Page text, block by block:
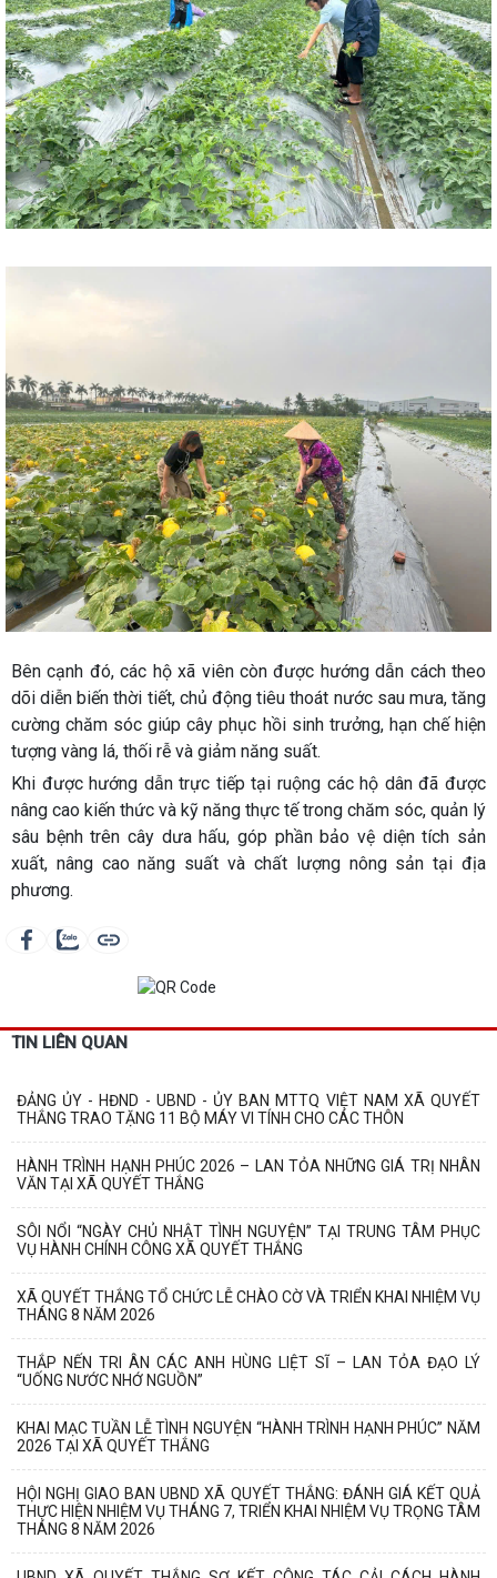
Bên cạnh đó, các hộ xã viên còn được hướng dẫn cách theo
dõi diễn biến thời tiết, chủ động tiêu thoát nước sau mưa, tăng
cường chăm sóc giúp cây phục hồi sinh trưởng, hạn chế hiện
tượng vàng lá, thối rễ và giảm năng suất.
Khi được hướng dẫn trực tiếp tại ruộng các hộ dân đã được
nâng cao kiến thức và kỹ năng thực tế trong chăm sóc, quản lý
sâu bệnh trên cây dưa hấu, góp phần bảo vệ diện tích sản
xuất, nâng cao năng suất và chất lượng nông sản tại địa
phương.
TIN LIÊN QUAN
ĐẢNG ỦY - HĐND - UBND - ỦY BAN MTTQ VIỆT NAM XÃ QUYẾT
THẮNG TRAO TẶNG 11 BỘ MÁY VI TÍNH CHO CÁC THÔN
HÀNH TRÌNH HẠNH PHÚC 2026 – LAN TỎA NHỮNG GIÁ TRỊ NHÂN
VĂN TẠI XÃ QUYẾT THẮNG
SÔI NỔI “NGÀY CHỦ NHẬT TÌNH NGUYỆN” TẠI TRUNG TÂM PHỤC
VỤ HÀNH CHÍNH CÔNG XÃ QUYẾT THẮNG
XÃ QUYẾT THẮNG TỔ CHỨC LỄ CHÀO CỜ VÀ TRIỂN KHAI NHIỆM VỤ
THÁNG 8 NĂM 2026
THẮP NẾN TRI ÂN CÁC ANH HÙNG LIỆT SĨ – LAN TỎA ĐẠO LÝ
“UỐNG NƯỚC NHỚ NGUỒN”
KHAI MẠC TUẦN LỄ TÌNH NGUYỆN “HÀNH TRÌNH HẠNH PHÚC” NĂM
2026 TẠI XÃ QUYẾT THẮNG
HỘI NGHỊ GIAO BAN UBND XÃ QUYẾT THẮNG: ĐÁNH GIÁ KẾT QUẢ
THỰC HIỆN NHIỆM VỤ THÁNG 7, TRIỂN KHAI NHIỆM VỤ TRỌNG TÂM
THÁNG 8 NĂM 2026